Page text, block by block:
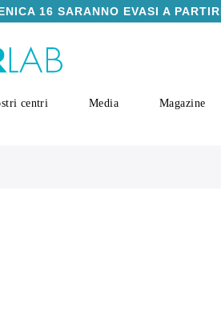
16 SARANNO EVASI A
centri Media Magazine